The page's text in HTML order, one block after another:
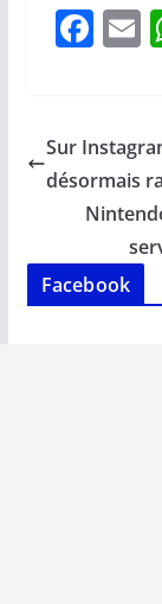
F
b
o
o
k
E
l
Sur
désormais
Facebook